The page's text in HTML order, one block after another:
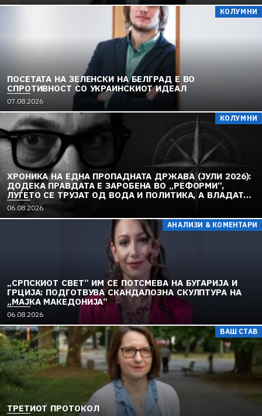
КОЛУМНИ
ПОСЕТАТА НА ЗЕЛЕНСКИ НА БЕЛГРАД Е ВО
СПРОТИВНОСТ СО УКРАИНСКИОТ ИДЕАЛ
07.08.2026
КОЛУМНИ
ХРОНИКА НА ЕДНА ПРОПАДНАТА ДРЖАВА (ЈУЛИ 2026):
ДОДЕКА ПРАВДАТА Е ЗАРОБЕНА ВО „РЕФОРМИ“,
ЛУЃЕТО СЕ ТРУЈАТ ОД ВОДА И ПОЛИТИКА, А ВЛАДАТА
И ОПОЗИЦИЈАТА СЕ „РЕКОНСТРУИРААТ“ – ЗЕМЈАТА
ТОНЕ ВО „ДОСТОИНСТВО“ И МОЛЧИ ПРЕД УКРАИНА
06.08.2026
АНАЛИЗИ & КОМЕНТАРИ
„СРПСКИОТ СВЕТ“ ИМ СЕ ПОТСМЕВА НА БУГАРИЈА И
ГРЦИЈА: ПОДГОТВУВА СКАНДАЛОЗНА СКУЛПТУРА НА
„МАЈКА МАКЕДОНИЈА“
06.08.2026
ВАШ СТАВ
ТРЕТИОТ ПРОТОКОЛ